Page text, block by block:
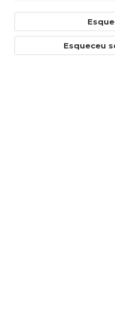
Esqueceu